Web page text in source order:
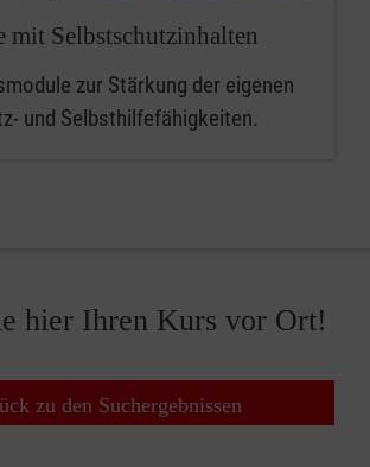
mit Selbstschutzinhalten
zur Stärkung der eigenen
und Selbsthilfefähigkeiten.
hier Ihren Kurs vor Ort!
zu den Suchergebnissen